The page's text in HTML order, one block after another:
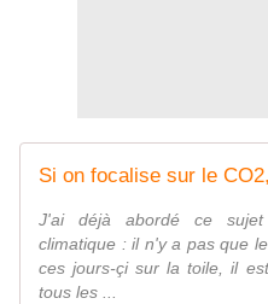
J'ai déjà abordé ce
climatique : il n'y a pas que
ces jours-çi sur la toile, il
tous les ...